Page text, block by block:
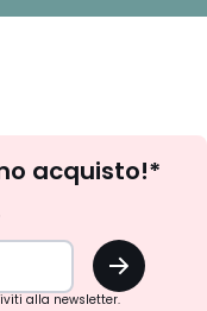
acquisto!*
OK
alla newsletter.